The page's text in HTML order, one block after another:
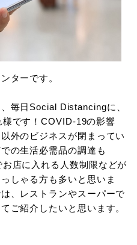
ターです。
毎日Social Distancingに、
です！COVID-19の影響
外のビジネスが閉まってい
の生活必需品の調達も
店に入れる人数制限などが
しゃる方も多いと思いま
、レストランやスーパーで
ご紹介したいと思います。